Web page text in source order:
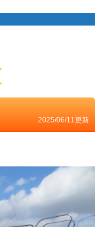
2025/06/11更新